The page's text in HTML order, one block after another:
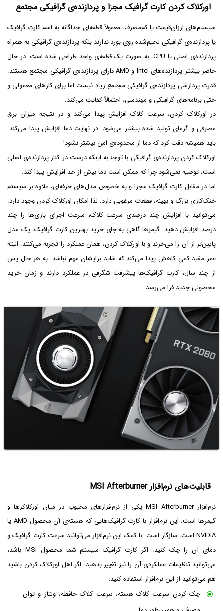
اورکلاک کردن کارت گرافیک مجزا و پردازنده‌ی گرافیکی مجتمع
سیستم‌های ارزان‌قیمت یا کم‌مصرف، معمولاً قطعه‌ای جداگانه به اسم کارت گرافیک
یا پردازنده‌ی گرافیکی لحیم‌شده روی بورد ندارند بلکه پردازنده‌ی گرافیکی به همراه
پردازنده‌ی اصلی یا CPU، به صورت یک قطعه‌ی واحد طراحی شده است. در حال
حاضر بیشتر پردازنده‌های Intel و AMD دارای پردازنده‌ی گرافیکی مجتمع هستند.
قدرت پردازشی پردازنده‌ی گرافیکی مجتمع زیاد نیست اما برای کارهای معمولی و
حتی برنامه‌های گرافیکی و مهندسی، احتمالاً کفایت می‌کند.
در اورکلاک کردن، سرعت کلاک افزایش پیدا می‌کند و در نتیجه میزان برق
مصرفی و گرمای تولید شده بیشتر می‌شود. در نهایت دما افزایش پیدا می‌کند.
باید همیشه دقت کرد که دما از محدوده‌ی امن بیشتر نشود!
اورکلاک کردن پردازنده‌ی گرافیکی با توجه به اینکه درست در کنار پردازنده‌ی اصلی
است، توصیه نمی‌شود چرا که ممکن است دما بیش از حد افزایش پیدا کند.
اما در مقابل کارت گرافیک مجزا و به خصوص مدل‌های حرفه‌ای، علاوه بر سیستم
خنک‌کاری بزرگ و بهینه، قطعات مرغوبی دارد. لذا امکان اورکلاک کردن وجود دارد.
می‌توانید با افزایش چند درصدی سرعت کلاک، سرعت اجرای بازی‌ها را چند
درصد افزایش دهید. گیمرها گاهی به جای خرید بهترین کارت گرافیک، یک مدل
پایین‌تر از آن را می‌خرند و با اورکلاک کردن، همان عملکرد را تجربه می‌کنند. البته
عمر مفید کمی کاهش پیدا می‌کند که شاید برایشان مهم نباشد. به هر حال پس
از چند سال، کارت گرافیک‌ها پیشرفت شگرفی در عملکرد دارند و زمان خرید
محصولی جدید فرا می‌رسد.
قابلیت‌های نرم‌افزار MSI Afterburner
نرم‌افزار MSI Afterburner یکی از نرم‌افزارهای محبوب در میان اورکلاکرها و
گیمرها است. این نرم‌افزار با کارت گرافیک‌هایی که هسته‌ی آن محصول AMD یا
NVIDIA است، سازگار است. با کمک این نرم‌افزار می‌توانید سرعت کارت گرافیک و
دمای آن را چک کنید. اگر کارت گرافیک سیستم شما محصول MSI باشد،
می‌توانید تنظیمات عملکردی آن را نیز تغییر بدهید. اگر اهل اورکلاک کردن باشید
هم می‌توانید از این نرم‌افزار استفاده کنید.
چک کردن سرعت کلاک هسته، سرعت کلاک حافظه، ولتاژ و توان